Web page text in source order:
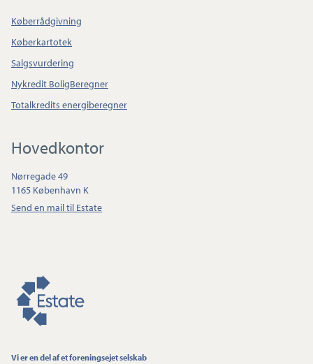
Køberrådgivning
Køberkartotek
Salgsvurdering
Nykredit BoligBeregner
Totalkredits energiberegner
Hovedkontor
Nørregade 49
1165 København K
Send en mail til Estate
Vi er en del af et foreningsejet selskab